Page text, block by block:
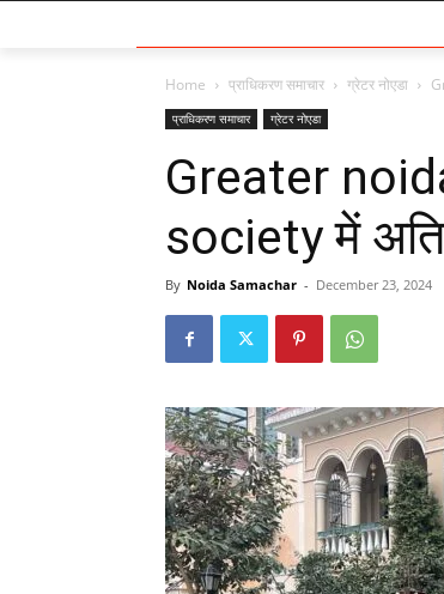
Home प्राधिकरण समाचार ग्रेटर नोएडा
प्राधिकरण समाचार ग्रेटर नोएडा
Greater
society में
By Noida Samachar - December 23, 2024